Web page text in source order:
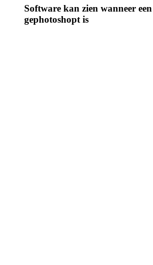
Software kan zien wanneer
gephotoshopt is